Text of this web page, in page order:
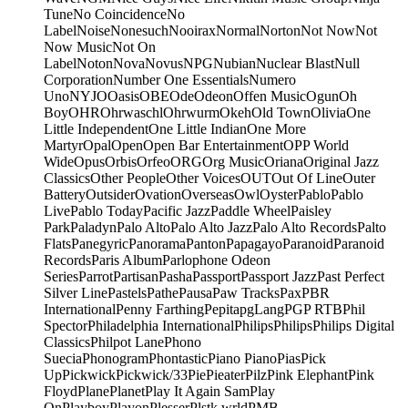
TuneNo CoincidenceNo
LabelNoiseNonesuchNooiraxNormalNortonNot NowNot
Now MusicNot On
LabelNotonNovaNovusNPGNubianNuclear BlastNull
CorporationNumber One EssentialsNumero
UnoNYJOOasisOBEOdeOdeonOffen MusicOgunOh
BoyOHROhrwaschlOhrwurmOkehOld TownOliviaOne
Little IndependentOne Little IndianOne More
MartyrOpalOpenOpen Bar EntertainmentOPP World
WideOpusOrbisOrfeoORGOrg MusicOrianaOriginal Jazz
ClassicsOther PeopleOther VoicesOUTOut Of LineOuter
BatteryOutsiderOvationOverseasOwlOysterPabloPablo
LivePablo TodayPacific JazzPaddle WheelPaisley
ParkPaladynPalo AltoPalo Alto JazzPalo Alto RecordsPalto
FlatsPanegyricPanoramaPantonPapagayoParanoidParanoid
RecordsParis AlbumParlophone Odeon
SeriesParrotPartisanPashaPassportPassport JazzPast Perfect
Silver LinePastelsPathePausaPaw TracksPaxPBR
InternationalPenny FarthingPepitapgLangPGP RTBPhil
SpectorPhiladelphia InternationalPhilipsPhilipsPhilips Digital
ClassicsPhilpot LanePhono
SueciaPhonogramPhontasticPiano PianoPiasPick
UpPickwickPickwick/33PiePieaterPilzPink ElephantPink
FloydPlanePlanetPlay It Again SamPlay